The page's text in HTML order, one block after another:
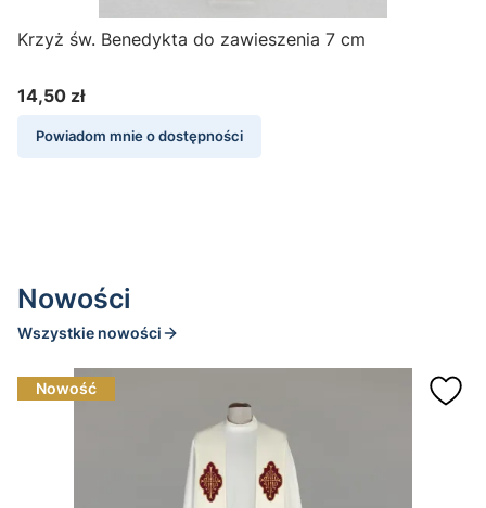
Krzyż św. Benedykta do zawieszenia 7 cm
Cena
14,50 zł
Powiadom mnie o dostępności
Nowości
Wszystkie nowości
Nowość